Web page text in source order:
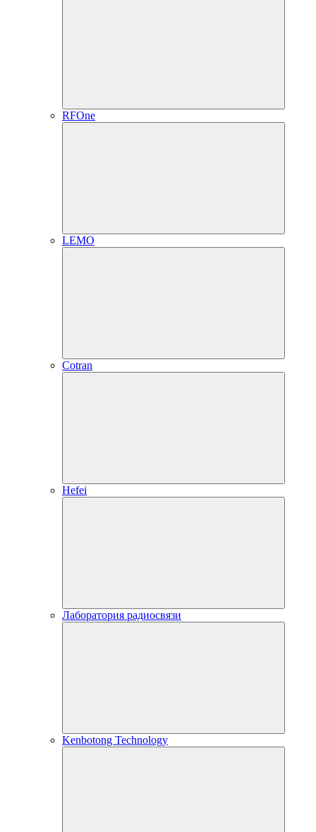
RFOne
LEMO
Cotran
Hefei
Лаборатория радиосвязи
Kenbotong Technology